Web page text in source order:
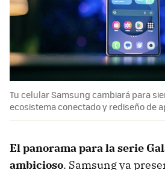
Tu celular Samsung cambiará para
ecosistema conectado y rediseño de
El panorama para la serie
ambicioso. Samsung ya